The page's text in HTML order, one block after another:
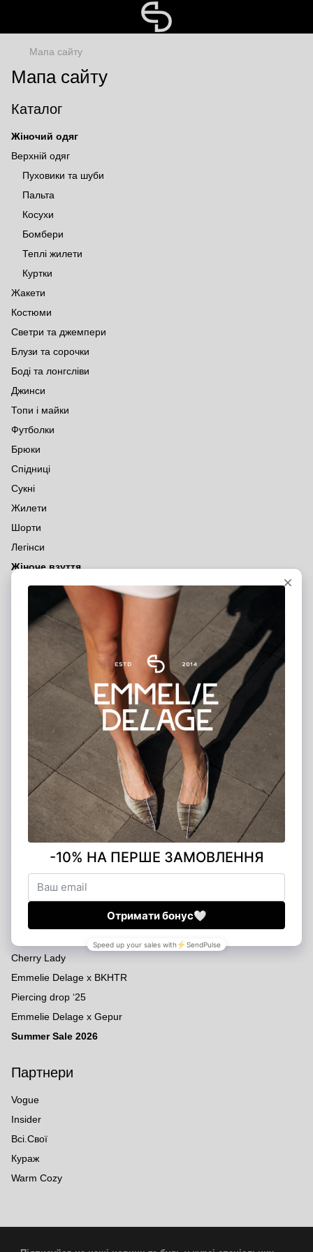
Мапа сайту
Мапа сайту
Каталог
Жіночий одяг
Верхній одяг
Пуховики та шуби
Пальта
Косухи
Бомбери
Теплі жилети
Куртки
Жакети
Костюми
Светри та джемпери
Блузи та сорочки
Боді та лонгсліви
Джинси
Топи і майки
Футболки
Брюки
Спідниці
Сукні
Жилети
Шорти
Легінси
Жіноче взуття
Туфлі
Слінгбеки
Кеди та кросівки
Сабо
Черевики
Козаки
Чоботи
Угги
Анатомічне взуття
Аксесуари
Інше
Сollection
Cherry Lady
Emmelie Delage x BKHTR
Piercing drop ‘25
Emmelie Delage x Gepur
Summer Sale 2026
Партнери
Vogue
Insider
Всі.Свої
Кураж
Warm Cozy